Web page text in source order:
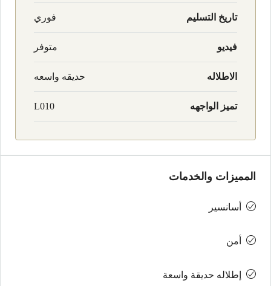
تاريخ التسليم فوري
فيديو متوفر
الاطلاله حديقه واسعه
تميز الواجهه L010
المميزات والخدمات
أسانسير
أمن
إطلاله حديقة واسعة